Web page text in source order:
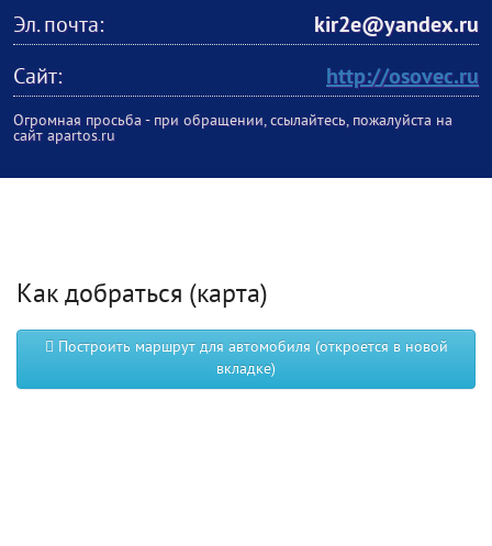
Эл. почта:
kir2e@yandex.ru
Сайт:
http://osovec.ru
Огромная просьба - при обращении, ссылайтесь, пожалуйста на
сайт apartos.ru
Как добраться (карта)
Построить маршрут для автомобиля (откроется в новой
вкладке)